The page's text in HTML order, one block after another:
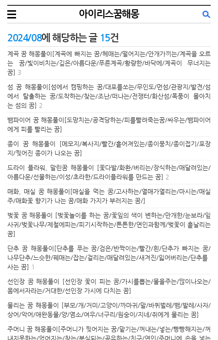
아이리스꿈해몽
2024/08에 해당하는 글 15건
계곡 꿈 해몽풀이[계곡에 빠지는 꿈/헤매는/떨어지는/안개가끼는/계곡을 오르
는 꿈/빛이비치는/깊은/아름다운/푸른계곡/황량한/바닥에/계곡이 무너지는
꿈] 3
섬 꿈 해몽풀이[섬에서 캠핑하는 꿈/대포를쏘는/무인도/먼섬/관광지/발견/섬
에서 탈출하는 꿈/도착하는/찾는/조난/떠나는/전쟁터/화산섬/폭풍이 몰아치
는 섬의 꿈] 2
뱀파이어 꿈 해몽풀이[도망치는/공격당하는/피를빨려죽는꿈/싸우는/뱀파이어
에게 피를 빨리는 꿈]
종이 꿈 해몽풀이 [메모지/복사지/빨간/흩어져있는/종이뭉치/종이접기/포장
지/찢어진 종이가 나오는 꿈]
드라이 플라워, 말린꿈 해몽풀이 [꽃다발/화환/버리는/장식하는/매달려있는/
아름다운/선물하는/이성/초라한/드라이플라워를 만드는 꿈] 2
매화, 매실 꿈 해몽풀이[매실을 먹는 꿈/고사하는/열매가열리는/마시는/매실
주/매화꽃 향기가 나는 꿈/매화 가지가 부러지는 꿈/]
벚꽃 꿈 해몽풀이 [벚꽃놀이를 하는 꿈/꽃잎의 색이 변하는/만개한/눈보라/잎
사귀/벚꽃나무/제철에피는/피기시작하는/튼튼한/연인과함께/벚꽃이 흩날리는
꿈]
단추 꿈 해몽풀이[단추를 푸는 꿈/검은/반짝이는/빨간/흰/단추가 빠지는 꿈/
나무단추/느슷한/꿰매는/잡는/걸리는/매달려있는/새겨진/잃어버리는/단추를
사는 꿈] 1
선인장 꿈 해몽풀이 [선인장 꽃이 피는 꿈/가시를뽑는/물을주는/많이나오는/
몸에서자라는/거대한/선인장 가시에 다치는 꿈]
물리는 꿈 해몽풀이 [부모/개/거미/고양이/까마귀/말/바퀴벌레/뱀/발레/사자/
상어/악어/애완동물/양/염소/여우/너구리/원숭이/지네/쥐에게 물리는 꿈]
주머니 꿈 해몽풀이[주머니가 찢어지는 꿈/맡기는/꺼내는/넣는/빵빵해지는/꺼
내지못하는/없어지는/찾는/분실되는/공유하는/친구/연인/주머니에 손을 넣는